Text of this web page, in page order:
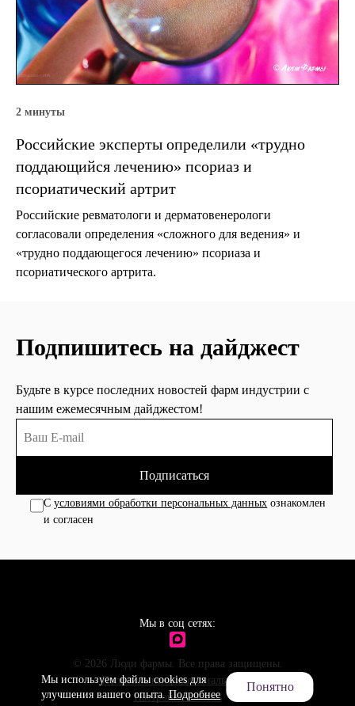
2 минуты
Российские эксперты определили «трудно
поддающийся лечению» псориаз и
псориатический артрит
Российские ревматологи и дерматовенерологи
согласовали определения «сложного для ведения» и
«трудно поддающегося лечению» псориаза и
псориатического артрита.
Подпишитесь на дайджест
Будьте в курсе последних новостей фарм индустрии с
нашим ежемесячным дайджестом!
Подписаться
Сусловиями обработки персональных данных ознакомлен
и согласен
Мы в соц сетях:
© 2026 Люди фармы. Все права защищены.
Политика конфиденциальности
Настройки cookies
Мы используем файлы cookies для
улучшения вашего опыта.Подробнее
Понятно